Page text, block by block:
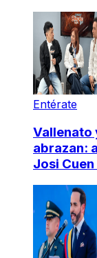
Entérate
Vallenato
abrazan:
Josi